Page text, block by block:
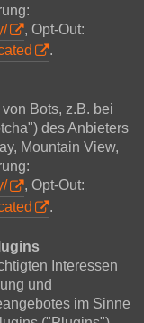
, Opt-Out:
.
Bots, z.B. bei
des Anbieters
Mountain View,
, Opt-Out:
.
Interessen
und
im Sinne